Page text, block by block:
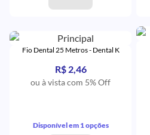
Fio Dental 25 Metros - Dental K
R$ 2,46
ou à vista com 5% Off
Disponível em 1 opções